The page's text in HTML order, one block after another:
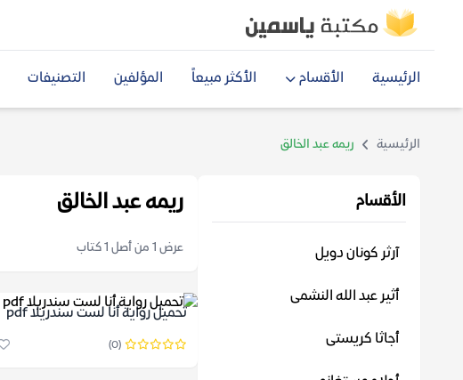
الرئيسية الأقسام الأكثر مبيعاً المؤلفين التصنيفات
الرئيسية ريمه عبد الخالق
الأقسام
آرثر كونان دويل
أثير عبد الله النشمى
أجاثا كريستى
ريمه عبد الخالق
عرض 1 من أصل 1 كتاب
تحميل رواية أنا لست سندريلا pdf
(0)